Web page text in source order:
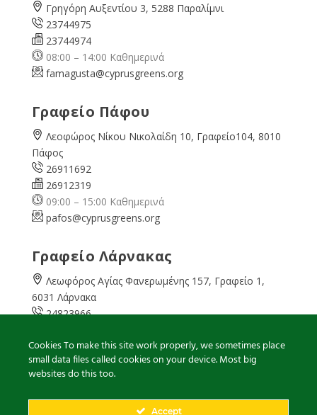
Γρηγόρη Αυξεντίου 3, 5288 Παραλίμνι
23744975
23744974
08:00 – 14:00 Καθημερινά
famagusta@cyprusgreens.org
Γραφείο Πάφου
Λεοφώρος Νίκου Νικολαίδη 10, Γραφείο104, 8010
Πάφος
26911692
26912319
09:00 – 15:00 Καθημερινά
pafos@cyprusgreens.org
Γραφείο Λάρνακας
Λεωφόρος Αγίας Φανερωμένης 157, Γραφείο 1,
6031 Λάρνακα
24823966
08:00 – 16:00 Καθημερινά
larnaka@cyprusgreens.org
Cookies To make this site work properly, we sometimes place
small data files called cookies on your device. Most big
websites do this too.
Accept